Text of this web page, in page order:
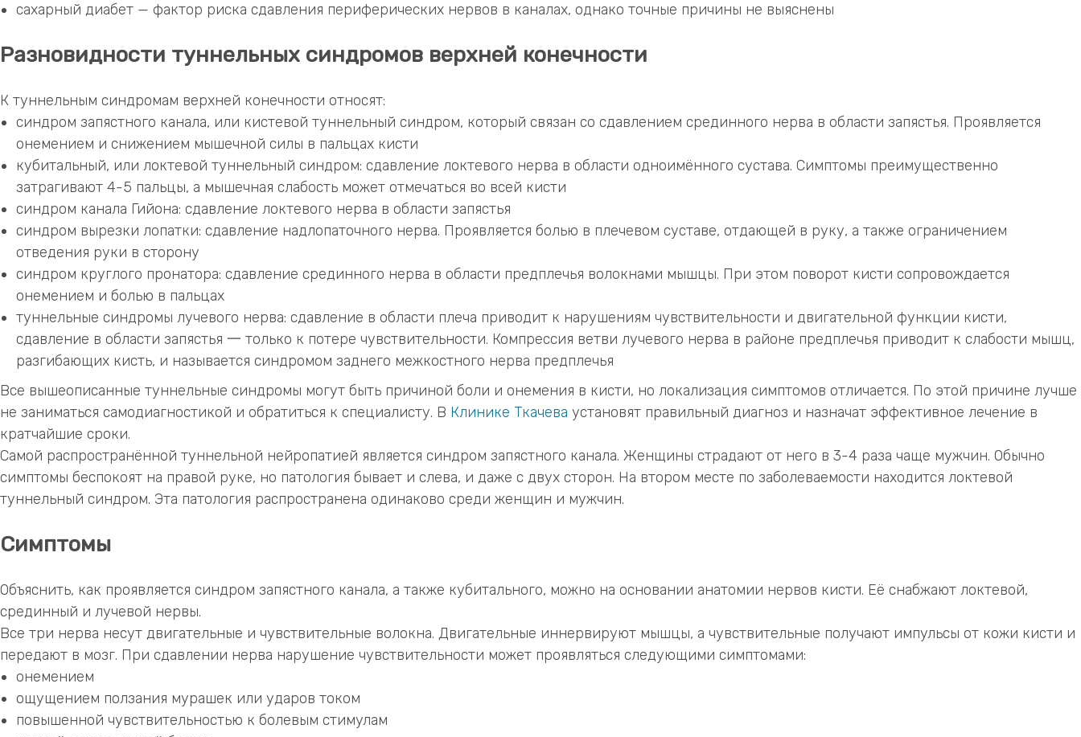
сахарный диабет — фактор риска сдавления периферических нервов в каналах, однако точные причины не выяснены
Разновидности туннельных синдромов верхней конечности
К туннельным синдромам верхней конечности относят:
синдром запястного канала, или кистевой туннельный синдром, который связан со сдавлением срединного нерва в области запястья. Проявляется
онемением и снижением мышечной силы в пальцах кисти
кубитальный, или локтевой туннельный синдром: сдавление локтевого нерва в области одноимённого сустава. Симптомы преимущественно
затрагивают 4-5 пальцы, а мышечная слабость может отмечаться во всей кисти
синдром канала Гийона: сдавление локтевого нерва в области запястья
синдром вырезки лопатки: сдавление надлопаточного нерва. Проявляется болью в плечевом суставе, отдающей в руку, а также ограничением
отведения руки в сторону
синдром круглого пронатора: сдавление срединного нерва в области предплечья волокнами мышцы. При этом поворот кисти сопровождается
онемением и болью в пальцах
туннельные синдромы лучевого нерва: сдавление в области плеча приводит к нарушениям чувствительности и двигательной функции кисти,
сдавление в области запястья 一 только к потере чувствительности. Компрессия ветви лучевого нерва в районе предплечья приводит к слабости мышц,
разгибающих кисть, и называется синдромом заднего межкостного нерва предплечья
Все вышеописанные туннельные синдромы могут быть причиной боли и онемения в кисти, но локализация симптомов отличается. По этой причине лучше
не заниматься самодиагностикой и обратиться к специалисту. В Клинике Ткачева установят правильный диагноз и назначат эффективное лечение в
кратчайшие сроки.
Самой распространённой туннельной нейропатией является синдром запястного канала. Женщины страдают от него в 3-4 раза чаще мужчин. Обычно
симптомы беспокоят на правой руке, но патология бывает и слева, и даже с двух сторон. На втором месте по заболеваемости находится локтевой
туннельный синдром. Эта патология распространена одинаково среди женщин и мужчин.
Симптомы
Объяснить, как проявляется синдром запястного канала, а также кубитального, можно на основании анатомии нервов кисти. Её снабжают локтевой,
срединный и лучевой нервы.
Все три нерва несут двигательные и чувствительные волокна. Двигательные иннервируют мышцы, а чувствительные получают импульсы от кожи кисти и
передают в мозг. При сдавлении нерва нарушение чувствительности может проявляться следующими симптомами:
онемением
ощущением ползания мурашек или ударов током
повышенной чувствительностью к болевым стимулам